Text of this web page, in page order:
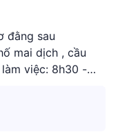
đằng sau
mai dịch , cầu
việc: 8h30 -
qu